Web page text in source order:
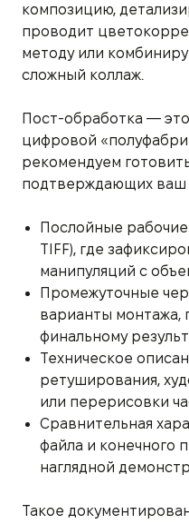
композицию,
проводит
методу или
сложный коллаж.
Пост-обработка —
цифровой
рекомендуем
подтверждающих ваш
Послойные
TIFF), где
манипуляций с
Промежуточные
варианты
финальному
Техническое
ретуширования,
или перерисовки
Сравнительная
файла и конечного
наглядной
Такое